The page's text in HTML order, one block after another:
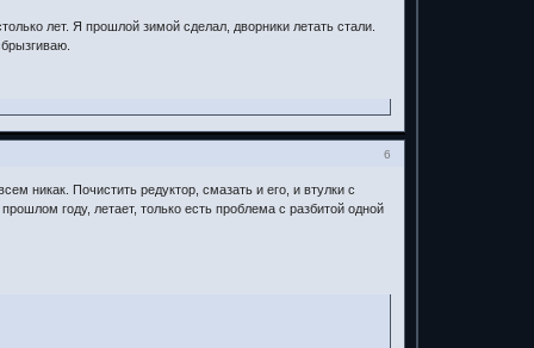
лет. Я прошлой зимой сделал, дворники летать стали.
6
никак. Почистить редуктор, смазать и его, и втулки с
году, летает, только есть проблема с разбитой одной